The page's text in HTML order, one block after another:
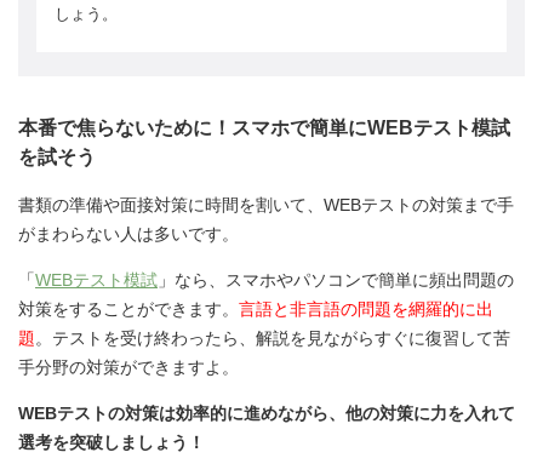
しょう。
本番で焦らないために！スマホで簡単にWEBテスト模試
を試そう
書類の準備や面接対策に時間を割いて、WEBテストの対策まで手
がまわらない人は多いです。
「WEBテスト模試 」なら、スマホやパソコンで簡単に頻出問題の
対策をすることができます。 言語と非言語の問題を網羅的に出
題。テストを受け終わったら、解説を見ながらすぐに復習して苦
手分野の対策ができますよ。
WEBテストの対策は効率的に進めながら、他の対策に力を入れて
選考を突破しましょう！